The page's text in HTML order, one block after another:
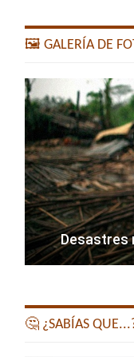
🖼️ GALERÍA DE
Desastres
🤔 ¿SABÍAS